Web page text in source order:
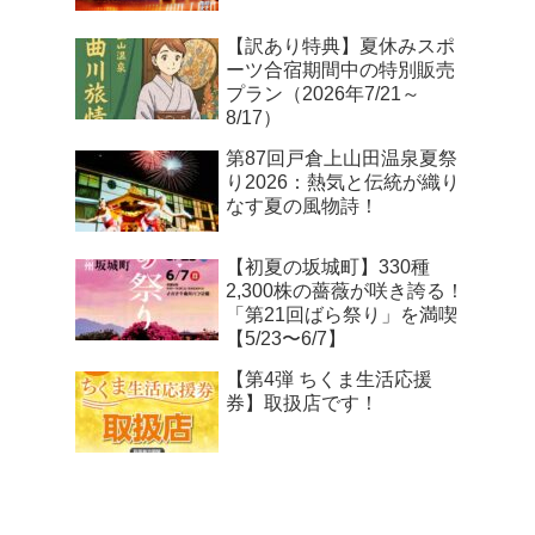
【訳あり特典】夏休みスポ
ーツ合宿期間中の特別販売
プラン（2026年7/21～
8/17）
第87回戸倉上山田温泉夏祭
り2026：熱気と伝統が織り
なす夏の風物詩！
【初夏の坂城町】330種
2,300株の薔薇が咲き誇る！
「第21回ばら祭り」を満喫
【5/23〜6/7】
【第4弾 ちくま生活応援
券】取扱店です！